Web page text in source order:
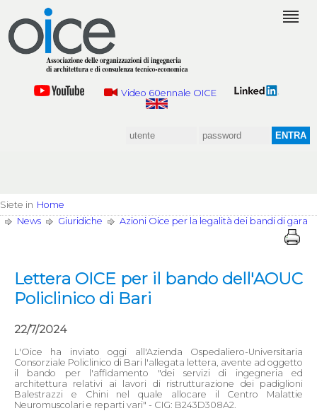
Video 60ennale OICE
Siete in Home
News
Giuridiche Azioni Oice per la legalità dei bandi di gara
Lettera OICE per il bando dell'AOUC
Policlinico di Bari
22/7/2024
L'Oice ha inviato oggi all'Azienda Ospedaliero-Universitaria
Consorziale Policlinico di Bari l'allegata lettera, avente ad oggetto
il bando per l'affidamento "dei servizi di ingegneria ed
architettura relativi ai lavori di ristrutturazione dei padiglioni
Balestrazzi e Chini nel quale allocare il Centro Malattie
Neuromuscolari e reparti vari" - CIG: B243D308A2.